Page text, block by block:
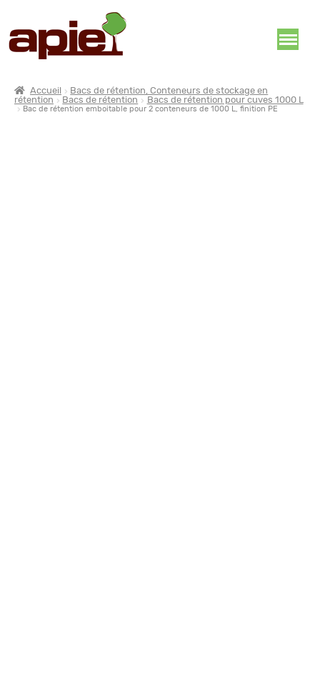
Accueil
Bacs de rétention, Conteneurs de stockage en
rétention
Bacs de rétention Bacs de rétention pour cuves 1000 L
Bac de rétention emboitable pour 2 conteneurs de 1000 L, finition PE